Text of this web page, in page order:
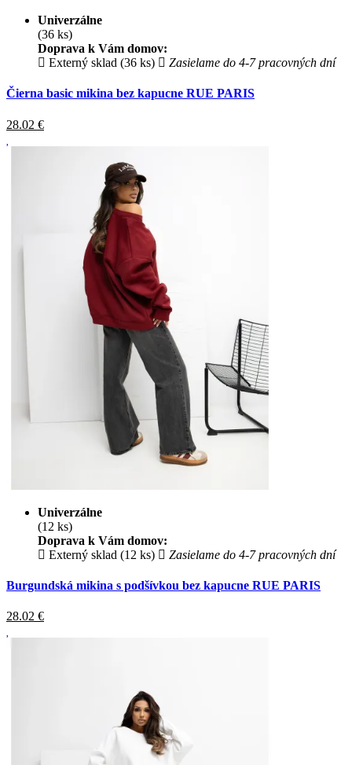
Univerzálne
(36 ks)
Doprava k Vám domov:
Externý sklad (36 ks)
Zasielame do 4-7 pracovných dní
Čierna basic mikina bez kapucne RUE PARIS
28.02 €
Univerzálne
(12 ks)
Doprava k Vám domov:
Externý sklad (12 ks)
Zasielame do 4-7 pracovných dní
Burgundská mikina s podšívkou bez kapucne RUE PARIS
28.02 €